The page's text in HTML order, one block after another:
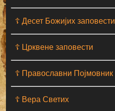
☦ Десет Божијих заповести
☦ Црквене заповести
☦ Православни Појмовник
☦ Вера Светих